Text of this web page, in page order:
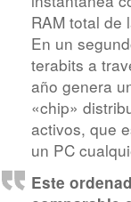
RAM total de
En un
terabits a
año genera
«chip»
activos, que
un PC
Este